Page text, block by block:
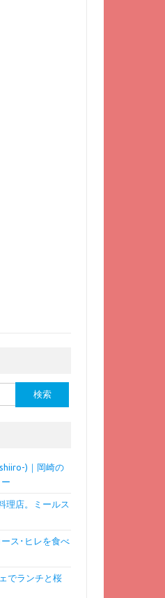
)｜岡崎の
理店。ミールス
ス･ヒレを食べ
でランチと桜